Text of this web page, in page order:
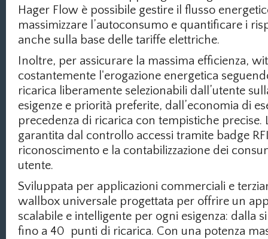
Hager Flow è possibile gestire il flusso
massimizzare l’autoconsumo e quantificare i
anche sulla base delle tariffe elettriche.
Inoltre, per assicurare la massima efficienza,
costantemente l'erogazione energetica
ricarica liberamente selezionabili dall’utente
esigenze e priorità preferite, dall’economia di
precedenza di ricarica con tempistiche precise.
garantita dal controllo accessi tramite badge
riconoscimento e la contabilizzazione dei
utente.
Sviluppata per applicazioni commerciali e
wallbox universale progettata per offrire un
scalabile e intelligente per ogni esigenza: dalla
fino a 40 punti di ricarica. Con una potenza